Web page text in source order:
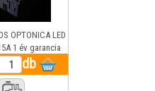
OPTONICA LED
1 év garancia
db